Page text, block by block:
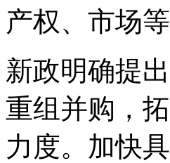
产权、市场
新政明确提
重组并购，
力度。加快